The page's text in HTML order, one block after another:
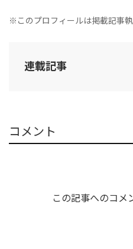
※このプロフィールは掲載記事
連載記事
コメント
この記事へのコメ